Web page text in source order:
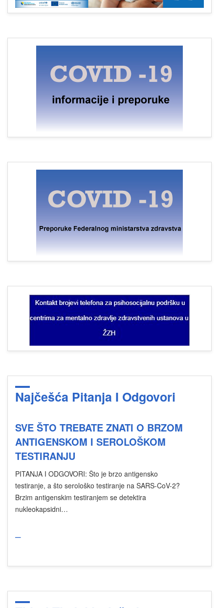
Najčešća Pitanja I Odgovori
SVE ŠTO TREBATE ZNATI O BRZOM
ANTIGENSKOM I SEROLOŠKOM
TESTIRANJU
PITANJA I ODGOVORI: Što je brzo antigensko
testiranje, a što serološko testiranje na SARS-CoV-2?
Brzim antigenskim testiranjem se detektira
nukleokapsidni…